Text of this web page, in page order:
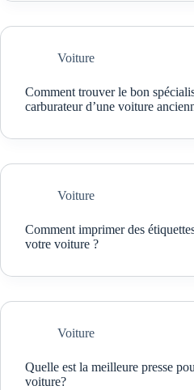
Voiture
Comment trouver le bon
carburateur d’une voiture
Voiture
Comment imprimer des
votre voiture ?
Voiture
Quelle est la meilleure presse
voiture?